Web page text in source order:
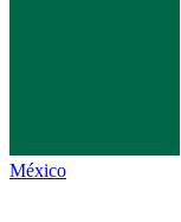
México